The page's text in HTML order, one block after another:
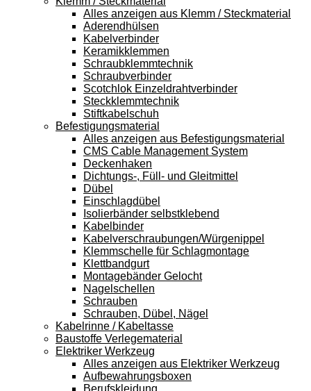
Alles anzeigen aus Klemm / Steckmaterial
Aderendhülsen
Kabelverbinder
Keramikklemmen
Schraubklemmtechnik
Schraubverbinder
Scotchlok Einzeldrahtverbinder
Steckklemmtechnik
Stiftkabelschuh
Befestigungsmaterial
Alles anzeigen aus Befestigungsmaterial
CMS Cable Management System
Deckenhaken
Dichtungs-, Füll- und Gleitmittel
Dübel
Einschlagdübel
Isolierbänder selbstklebend
Kabelbinder
Kabelverschraubungen/Würgenippel
Klemmschelle für Schlagmontage
Klettbandgurt
Montagebänder Gelocht
Nagelschellen
Schrauben
Schrauben, Dübel, Nägel
Kabelrinne / Kabeltasse
Baustoffe Verlegematerial
Elektriker Werkzeug
Alles anzeigen aus Elektriker Werkzeug
Aufbewahrungsboxen
Berufskleidung